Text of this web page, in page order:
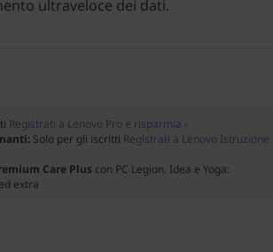
ultraveloce dei dati.
Registrati a Lenovo Pro e risparmia ›
Solo per gli iscritti Registrati a Lenovo Istruzione
Care Plus con PC Legion, Idea e Yoga:
extra